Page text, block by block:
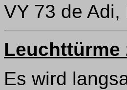
VY 73 de Adi,
Leuchttürme
Es wird